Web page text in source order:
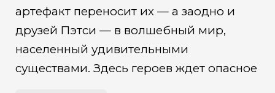
артефакт переносит их — а заодно и
друзей Пэтси — в волшебный мир,
населенный удивительными
существами. Здесь героев ждет опасное